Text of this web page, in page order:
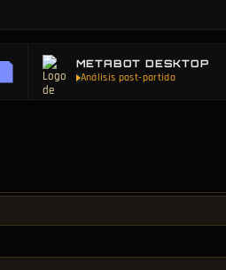
METABOT DESKTOP
Análisis post-partida